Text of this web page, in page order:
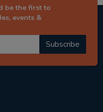
be the first to
events &
Subscribe